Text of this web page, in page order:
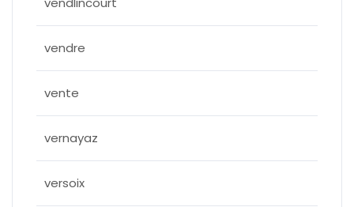
vendre
vente
vernayaz
versoix